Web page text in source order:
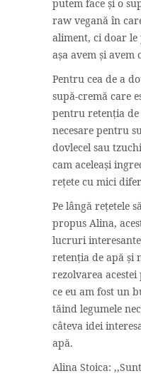
putem face și o
raw vegană în
aliment, ci doar le
așa avem și avem
Pentru cea de a
supă-cremă care
pentru retenția
necesare pentru
dovlecel sau
cam aceleași
rețete cu mici
Pe lângă rețetele
propus Alina,
lucruri
retenția de apă
rezolvarea
ce eu am fost un
tăind legumele
câteva idei
apă.
Alina Stoica: